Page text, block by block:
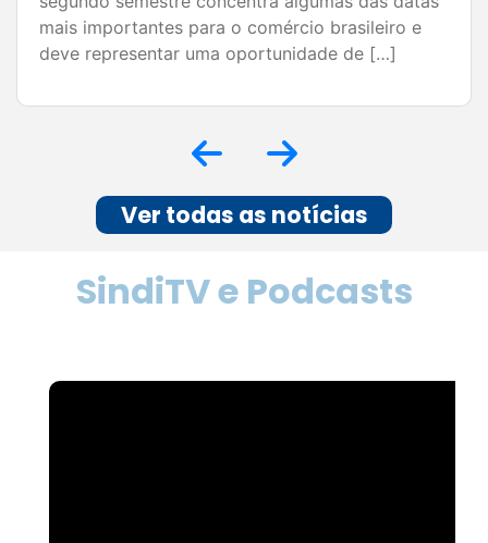
mais importantes para o comércio brasileiro e
deve representar uma oportunidade de […]
Ver todas as notícias
SindiTV e Podcasts